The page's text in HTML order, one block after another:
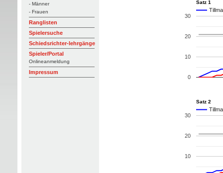
- Männer
- Frauen
Ranglisten
Spielersuche
Schiedsrichter-lehrgänge
Spieler/Portal
Onlineanmeldung
Impressum
Satz 1
0
10
20
30
Satz 2
10
20
30